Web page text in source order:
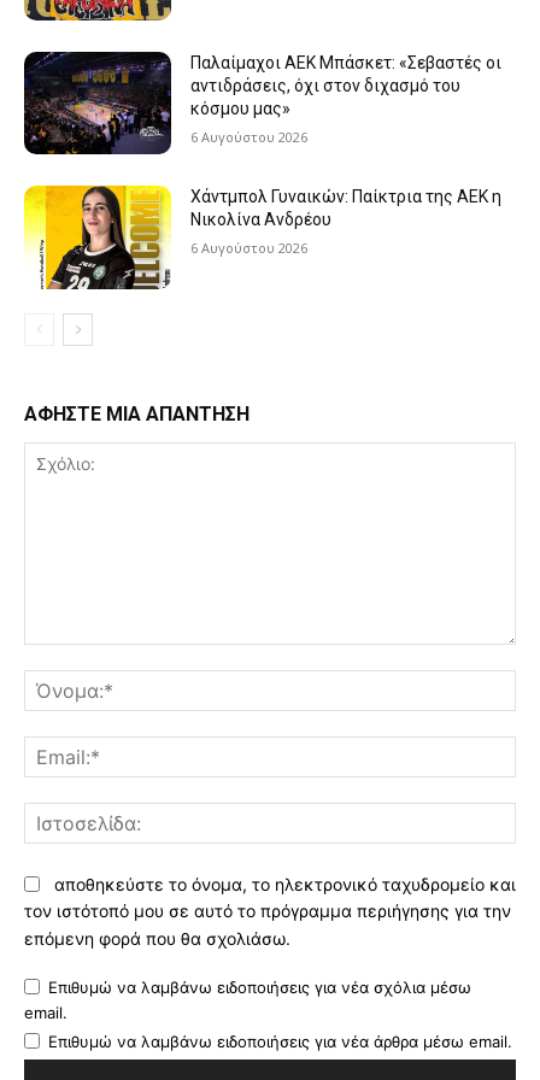
Παλαίμαχοι ΑΕΚ Μπάσκετ: «Σεβαστές οι
αντιδράσεις, όχι στον διχασμό του
κόσμου μας»
6 Αυγούστου 2026
Χάντμπολ Γυναικών: Παίκτρια της ΑΕΚ η
Νικολίνα Ανδρέου
6 Αυγούστου 2026
ΑΦΗΣΤΕ ΜΙΑ ΑΠΑΝΤΗΣΗ
αποθηκεύστε το όνομα, το ηλεκτρονικό ταχυδρομείο και
τον ιστότοπό μου σε αυτό το πρόγραμμα περιήγησης για την
επόμενη φορά που θα σχολιάσω.
Επιθυμώ να λαμβάνω ειδοποιήσεις για νέα σχόλια μέσω
email.
Επιθυμώ να λαμβάνω ειδοποιήσεις για νέα άρθρα μέσω email.